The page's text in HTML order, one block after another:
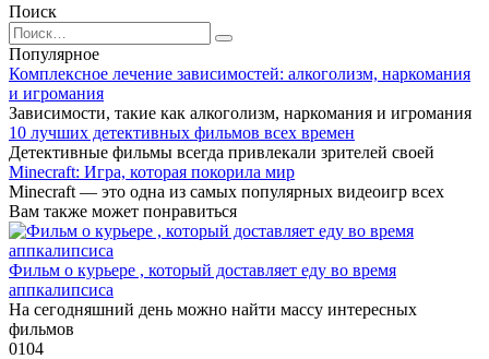
Поиск
Search
for:
Популярное
Комплексное лечение зависимостей: алкоголизм, наркомания
и игромания
Зависимости, такие как алкоголизм, наркомания и игромания
10 лучших детективных фильмов всех времен
Детективные фильмы всегда привлекали зрителей своей
Minecraft: Игра, которая покорила мир
Minecraft — это одна из самых популярных видеоигр всех
Вам также может понравиться
Фильм о курьере , который доставляет еду во время
аппкалипсиса
На сегодняшний день можно найти массу интересных
фильмов
0104